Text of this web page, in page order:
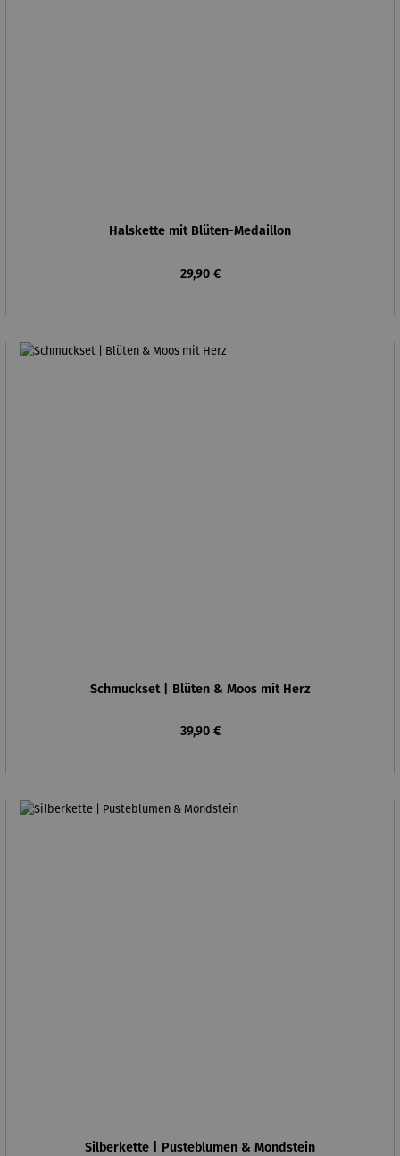
Halskette mit Blüten-Medaillon
Regulärer Preis:
29,90 €
Schmuckset | Blüten & Moos mit Herz
Regulärer Preis:
39,90 €
Silberkette | Pusteblumen & Mondstein